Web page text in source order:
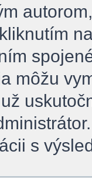
môžu
s